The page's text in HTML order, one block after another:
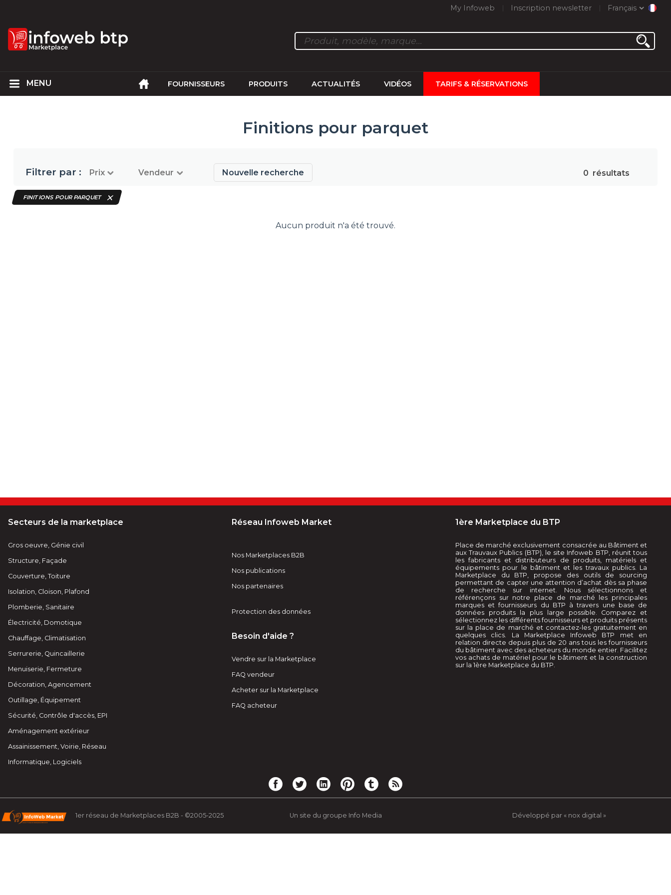
My Infoweb Inscription newsletter Français
FOURNISSEURS PRODUITS ACTUALITÉS VIDÉOS TARIFS & RÉSERVATIONS
Finitions pour parquet
Filtrer par : Prix Vendeur 0 résultats
Nouvelle recherche
FINITIONS POUR PARQUET
Aucun produit n'a été trouvé.
Secteurs de la marketplace
Gros oeuvre, Génie civil
Structure, Façade
Couverture, Toiture
Isolation, Cloison, Plafond
Plomberie, Sanitaire
Électricité, Domotique
Chauffage, Climatisation
Serrurerie, Quincaillerie
Menuiserie, Fermeture
Décoration, Agencement
Outillage, Équipement
Sécurité, Contrôle d'accès, EPI
Aménagement extérieur
Assainissement, Voirie, Réseau
Informatique, Logiciels
Réseau Infoweb Market
Nos Marketplaces B2B
Nos publications
Nos partenaires
Protection des données
Besoin d'aide ?
Vendre sur la Marketplace
FAQ vendeur
Acheter sur la Marketplace
FAQ acheteur
1ère Marketplace du BTP
Place de marché exclusivement consacrée au Bâtiment et
aux Trauvaux Publics (BTP), le site Infoweb BTP, réunit tous
les fabricants et distributeurs de produits, matériels et
équipements pour le bâtiment et les travaux publics. La
Marketplace du BTP, propose des outils de sourcing
permettant de capter une attention d’achat dès sa phase
de recherche sur internet. Nous sélectionnons et
référençons sur notre place de marché les principales
marques et fournisseurs du BTP à travers une base de
données produits la plus large possible. Comparez et
sélectionnez les différents fournisseurs et produits présents
sur la place de marché et contactez-les gratuitement en
quelques clics. La Marketplace Infoweb BTP met en
relation directe depuis plus de 20 ans tous les fournisseurs
du bâtiment avec des acheteurs du monde entier. Facilitez
vos achats de matériel pour le bâtiment et la construction
sur la 1ère Marketplace du BTP.
1er réseau de Marketplaces B2B - ©2005-2025 Un site du groupe Info Media Développé par « nox digital »